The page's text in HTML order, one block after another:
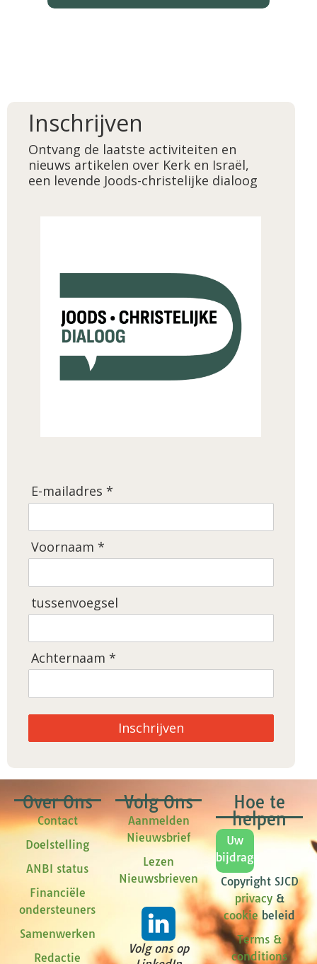
Inschrijven
Ontvang de laatste activiteiten en
nieuws artikelen over Kerk en Israël,
een levende Joods-christelijke dialoog
E-mailadres *
Voornaam *
tussenvoegsel
Achternaam *
Inschrijven
Over Ons
Contact
Doelstelling
ANBI status
Financiële
ondersteuners
Samenwerken
Redactie
Volg Ons
Aanmelden
Nieuwsbrief
Lezen
Nieuwsbrieven
Volg ons op
Hoe te
helpen
Uw
bijdrage
Copyright SJCD
privacy&
cookie beleid
Terms &
conditions